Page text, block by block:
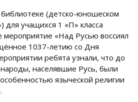
библиотеке (детско-юношеском
для учащихся 1 «П» класса
мероприятие «Над Русью воссиял
1037-летию со Дня
ребята узнали, что до
населявшие Русь, были
языческой религии